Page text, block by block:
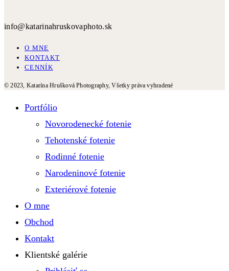
info@katarinahruskovaphoto.sk
O MNE
KONTAKT
CENNÍK
© 2023, Katarína Hrušková Photography, Všetky práva vyhradené
Portfólio
Novorodenecké fotenie
Tehotenské fotenie
Rodinné fotenie
Narodeninové fotenie
Exteriérové fotenie
O mne
Obchod
Kontakt
Klientské galérie